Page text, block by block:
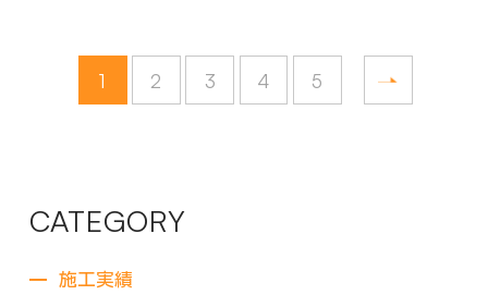
1 2 3 4 5
CATEGORY
施工実績